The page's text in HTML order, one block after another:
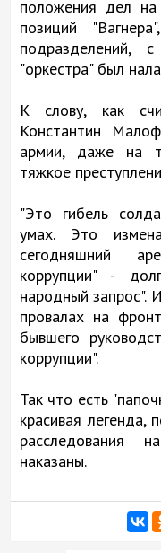
положения дел
позиций
подразделений,
"оркестра" был
К слову, как
Константин
армии, даже на
тяжкое
"Это гибель
умах. Это
сегодняшний
коррупции" -
народный запрос".
провалах на
бывшего
коррупции".
Так что есть
красивая легенда,
расследования
наказаны.